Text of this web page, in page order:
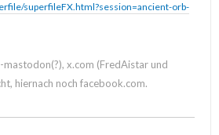
superfileFX.html?session=ancient-orb-
mastodon(?), x.com (FredAistar und
hiernach noch facebook.com.